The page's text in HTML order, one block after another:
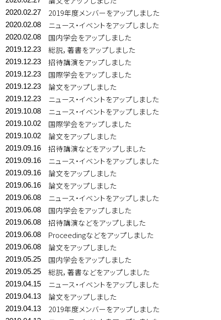
2020.02.27 2019年度メンバーをアップしました
2020.02.08 ニュース・イベントをアップしました
2020.02.08 国内学会をアップしました
2019.12.23 総説，著書をアップしました
2019.12.23 招待講演をアップしました
2019.12.23 国際学会をアップしました
2019.12.23 論文をアップしました
2019.12.23 ニュース・イベントをアップしました
2019.10.08 ニュース・イベントをアップしました
2019.10.02 国際学会をアップしました
2019.10.02 論文をアップしました
2019.09.16 招待講演などをアップしました
2019.09.16 ニュース・イベントをアップしました
2019.09.16 論文をアップしました
2019.06.16 論文をアップしました
2019.06.08 ニュース・イベントをアップしました
2019.06.08 国内学会をアップしました
2019.06.08 招待講演などをアップしました
2019.06.08 Proceedingなどをアップしました
2019.06.08 論文をアップしました
2019.05.25 国内学会をアップしました
2019.05.25 総説，著書などをアップしました
2019.04.15 ニュース・イベントをアップしました
2019.04.13 論文をアップしました
2019.04.13 2019年度メンバーをアップしました